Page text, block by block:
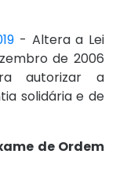
- Altera a Lei
de 2006
autorizar a
solidária e de
de Ordem